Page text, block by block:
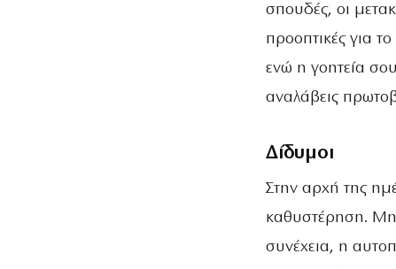
σπουδές, οι
προοπτικές για
ενώ η γοητεία
αναλάβεις
Δίδυμοι
Στην αρχή της
καθυστέρηση. Μην
συνέχεια, η